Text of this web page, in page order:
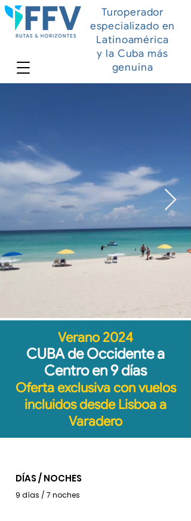
Turoperador
especializado en
Latinoamérica
y la Cuba más
genuina
Verano 2024
CUBA de Occidente a
Centro en 9 días
Oferta exclusiva con vuelos
incluidos desde Lisboa a
Varadero
DÍAS / NOCHES
9 días / 7 noches